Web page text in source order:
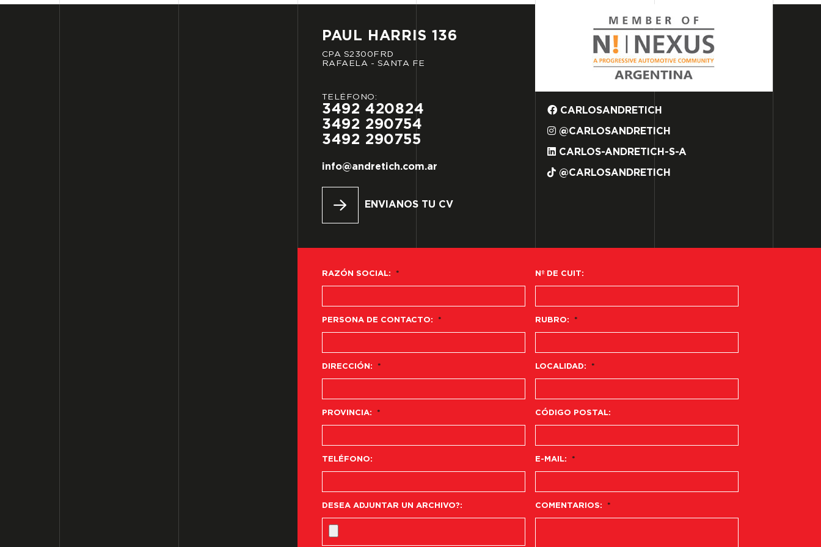
PAUL HARRIS 136
CPA S2300FRD
RAFAELA - SANTA FE
TELÉFONO:
3492 420824
3492 290754
3492 290755
info@andretich.com.ar
ENVIANOS TU CV
CARLOSANDRETICH
@CARLOSANDRETICH
CARLOS-ANDRETICH-S-A
@CARLOSANDRETICH
RAZÓN SOCIAL: * Nº DE CUIT:
PERSONA DE CONTACTO: * RUBRO: *
DIRECCIÓN: * LOCALIDAD: *
PROVINCIA: * CÓDIGO POSTAL:
TELÉFONO: E-MAIL: *
DESEA ADJUNTAR UN ARCHIVO?: COMENTARIOS: *